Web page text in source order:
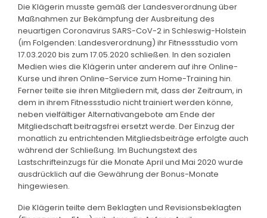
Die Klägerin musste gemäß der Landesverordnung über
Maßnahmen zur Bekämpfung der Ausbreitung des
neuartigen Coronavirus SARS-CoV-2 in Schleswig-Holstein
(im Folgenden: Landesverordnung) ihr Fitnessstudio vom
17.03.2020 bis zum 17.05.2020 schließen. In den sozialen
Medien wies die Klägerin unter anderem auf ihre Online-
Kurse und ihren Online-Service zum Home-Training hin.
Ferner teilte sie ihren Mitgliedern mit, dass der Zeitraum, in
dem in ihrem Fitnessstudio nicht trainiert werden könne,
neben vielfältiger Alternativangebote am Ende der
Mitgliedschaft beitragsfrei ersetzt werde. Der Einzug der
monatlich zu entrichtenden Mitgliedsbeiträge erfolgte auch
während der Schließung. Im Buchungstext des
Lastschrifteinzugs für die Monate April und Mai 2020 wurde
ausdrücklich auf die Gewährung der Bonus-Monate
hingewiesen.
Die Klägerin teilte dem Beklagten und Revisionsbeklagten